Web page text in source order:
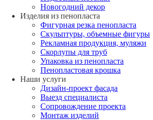
Новогодний декор
Изделия из пенопласта
Фигурная резка пенопласта
Скульптуры, объемные фигуры
Рекламная продукция, муляжи
Скорлупы для труб
Упаковка из пенопласта
Пенопластовая крошка
Наши услуги
Дизайн-проект фасада
Выезд специалиста
Сопровождение проекта
Монтаж изделий